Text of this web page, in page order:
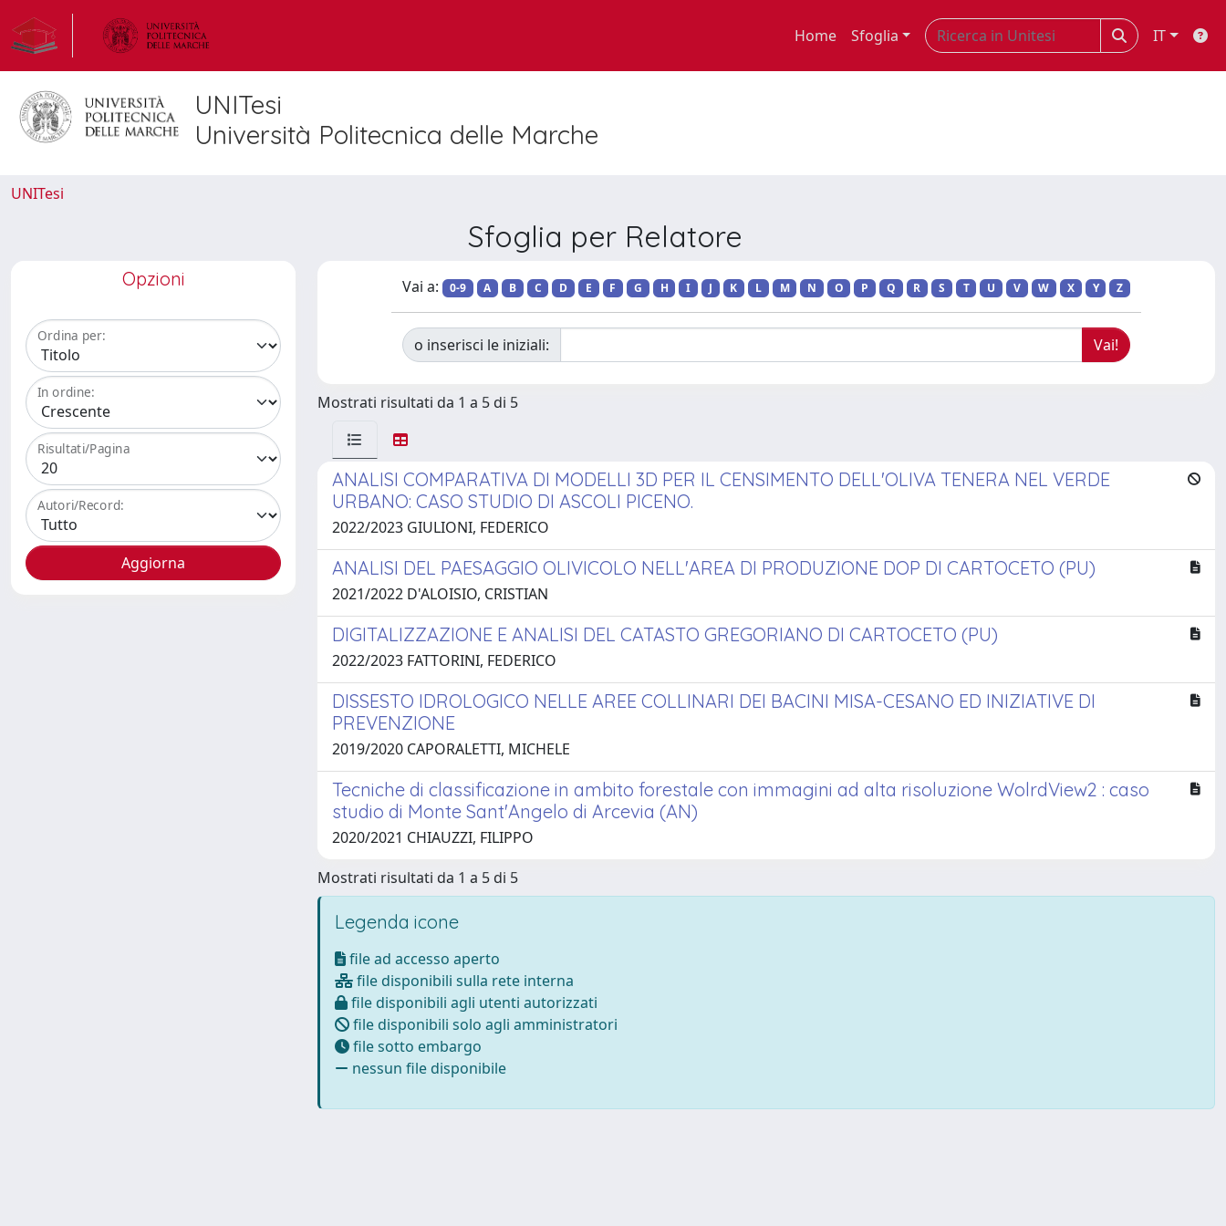
Home Sfoglia IT
UNITesi
Università Politecnica delle Marche
UNITesi
Sfoglia per Relatore
Opzioni
Ordina per:
In ordine:
Risultati/Pagina
Autori/Record:
Vai a: 0-9 A B C D E F G H I J K L M N O P Q R S T U V W X Y Z
o inserisci le iniziali:
Mostrati risultati da 1 a 5 di 5
ANALISI COMPARATIVA DI MODELLI 3D PER IL CENSIMENTO DELL'OLIVA TENERA NEL VERDE
URBANO: CASO STUDIO DI ASCOLI PICENO.
2022/2023 GIULIONI, FEDERICO
ANALISI DEL PAESAGGIO OLIVICOLO NELL'AREA DI PRODUZIONE DOP DI CARTOCETO (PU)
2021/2022 D'ALOISIO, CRISTIAN
DIGITALIZZAZIONE E ANALISI DEL CATASTO GREGORIANO DI CARTOCETO (PU)
2022/2023 FATTORINI, FEDERICO
DISSESTO IDROLOGICO NELLE AREE COLLINARI DEI BACINI MISA-CESANO ED INIZIATIVE DI
PREVENZIONE
2019/2020 CAPORALETTI, MICHELE
Tecniche di classificazione in ambito forestale con immagini ad alta risoluzione WolrdView2 : caso
studio di Monte Sant'Angelo di Arcevia (AN)
2020/2021 CHIAUZZI, FILIPPO
Mostrati risultati da 1 a 5 di 5
Legenda icone
file ad accesso aperto
file disponibili sulla rete interna
file disponibili agli utenti autorizzati
file disponibili solo agli amministratori
file sotto embargo
nessun file disponibile